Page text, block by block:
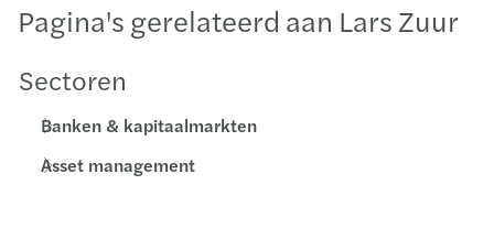
Pagina's gerelateerd aan Lars Zuur
Sectoren
Banken & kapitaalmarkten
Asset management